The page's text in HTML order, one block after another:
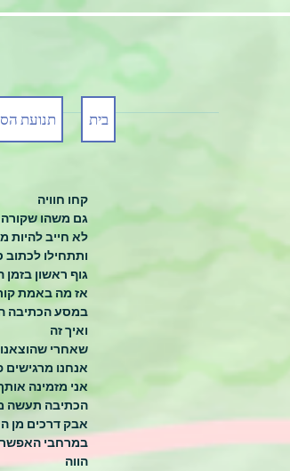
בית תנועת
קחו חוויה
גם משהו שקורה
לא חייב להיות
ותתחילו לכתוב
גוף ראשון
אז מה באמת
במסע הכתיבה
ואיך זה
שאחרי
אנחנו
אני מזמינה
הכתיבה תעשה
אבק דרכים מן
במרחבי האפשר
הווה